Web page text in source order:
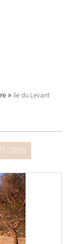
» Ile du Levant
CROS